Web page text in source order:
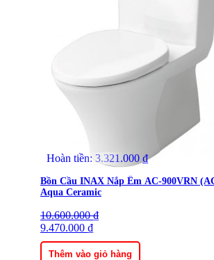
Hoàn tiền:3.321.000 ₫
Bồn Cầu INAX Nắp Êm AC-900VRN
Aqua Ceramic
10.600.000₫
Giá
gốc
là:
10.600.000 ₫.
9.470.000 ₫
Giá
hiện
tại
là:Thêm vào giỏ hàng